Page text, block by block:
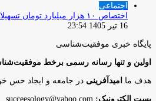
اجتماعی
اختصاص ۱۰ هزار میلیارد تومان تسهیلات برای «نوآوری بار اول»
16 تیر 1405 23:54
پایگاه‌ خبری موفقیت‌شناسی
اولین و تنها رسانه رسمی برخط
هدف ما امیدآفرینی در جامعه و ایجاد حس
پست الکترونیک: